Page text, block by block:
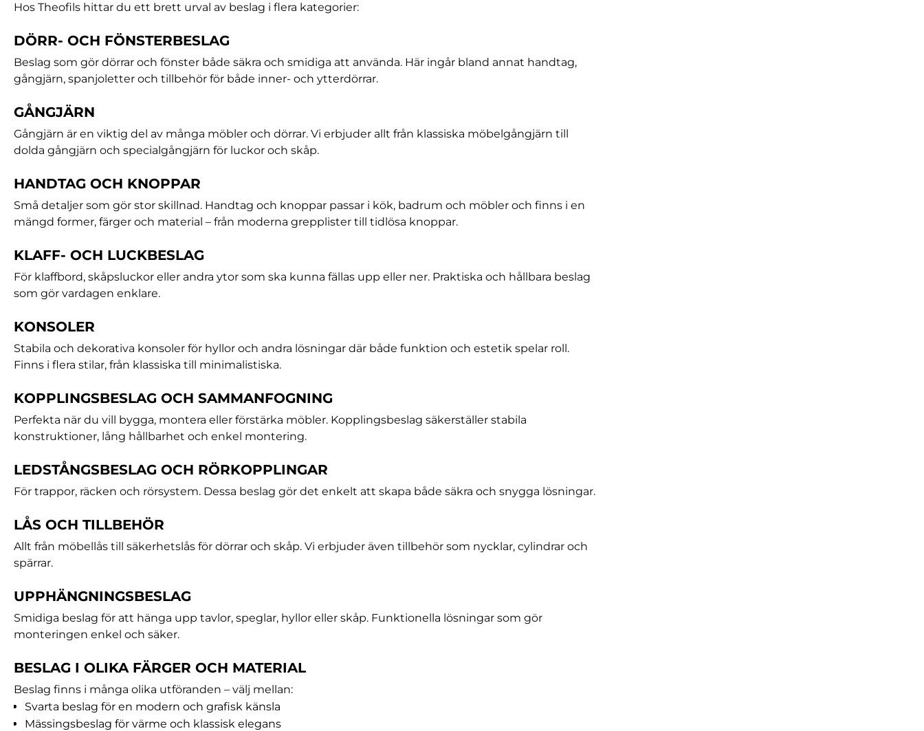
Hos Theofils hittar du ett brett urval av beslag i flera kategorier:
DÖRR- OCH FÖNSTERBESLAG
Beslag som gör dörrar och fönster både säkra och smidiga att använda. Här ingår bland annat handtag,
gångjärn, spanjoletter och tillbehör för både inner- och ytterdörrar.
GÅNGJÄRN
Gångjärn är en viktig del av många möbler och dörrar. Vi erbjuder allt från klassiska möbelgångjärn till
dolda gångjärn och specialgångjärn för luckor och skåp.
HANDTAG OCH KNOPPAR
Små detaljer som gör stor skillnad. Handtag och knoppar passar i kök, badrum och möbler och finns i en
mängd former, färger och material – från moderna grepplister till tidlösa knoppar.
KLAFF- OCH LUCKBESLAG
För klaffbord, skåpsluckor eller andra ytor som ska kunna fällas upp eller ner. Praktiska och hållbara beslag
som gör vardagen enklare.
KONSOLER
Stabila och dekorativa konsoler för hyllor och andra lösningar där både funktion och estetik spelar roll.
Finns i flera stilar, från klassiska till minimalistiska.
KOPPLINGSBESLAG OCH SAMMANFOGNING
Perfekta när du vill bygga, montera eller förstärka möbler. Kopplingsbeslag säkerställer stabila
konstruktioner, lång hållbarhet och enkel montering.
LEDSTÅNGSBESLAG OCH RÖRKOPPLINGAR
För trappor, räcken och rörsystem. Dessa beslag gör det enkelt att skapa både säkra och snygga lösningar.
LÅS OCH TILLBEHÖR
Allt från möbellås till säkerhetslås för dörrar och skåp. Vi erbjuder även tillbehör som nycklar, cylindrar och
spärrar.
UPPHÄNGNINGSBESLAG
Smidiga beslag för att hänga upp tavlor, speglar, hyllor eller skåp. Funktionella lösningar som gör
monteringen enkel och säker.
BESLAG I OLIKA FÄRGER OCH MATERIAL
Beslag finns i många olika utföranden – välj mellan:
Svarta beslag för en modern och grafisk känsla
Mässingsbeslag för värme och klassisk elegans